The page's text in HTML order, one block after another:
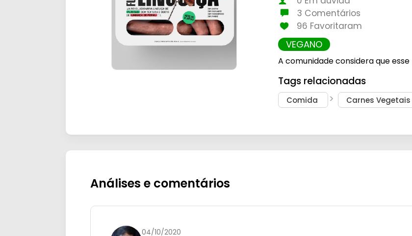
3 Comentários
96 Favoritaram
VEGANO
A comunidade considera que
Tags relacionadas
Comida Carnes Vegetais
Análises e comentários
04/10/2020